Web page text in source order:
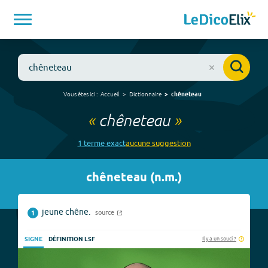
Vous êtes ici : Accueil Dictionnaire chêneteau
« chêneteau»
1 termeexactaucunesuggestion
chêneteau (n.m.)
1 jeune chêne. source
SIGNE DÉFINITION LSF Il y a un souci ?